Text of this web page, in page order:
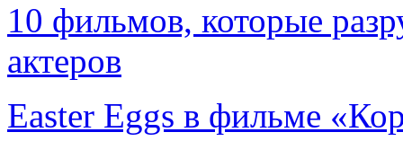
10 фильмов, которые
актеров
Easter Eggs в фильме